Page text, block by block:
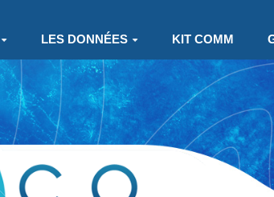
LES DONNÉES KIT COMM